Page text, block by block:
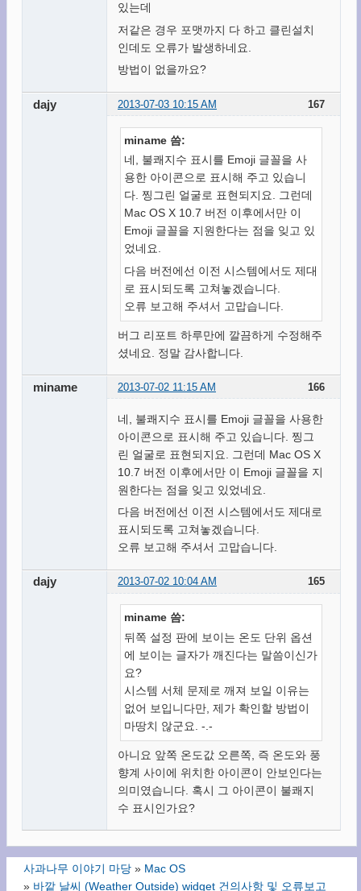
있는데
저같은 경우 포맷까지 다 하고 클린설치
인데도 오류가 발생하네요.
방법이 없을까요?
167
dajy 2013-07-03 10:15 AM
miname 씀:
네, 불쾌지수 표시를 Emoji 글꼴을 사
용한 아이콘으로 표시해 주고 있습니
다. 찡그린 얼굴로 표현되지요. 그런데
Mac OS X 10.7 버전 이후에서만 이
Emoji 글꼴을 지원한다는 점을 잊고 있
었네요.
다음 버전에선 이전 시스템에서도 제대
로 표시되도록 고쳐놓겠습니다.
오류 보고해 주셔서 고맙습니다.
버그 리포트 하루만에 깔끔하게 수정해주
셨네요. 정말 감사합니다.
166
miname 2013-07-02 11:15 AM
네, 불쾌지수 표시를 Emoji 글꼴을 사용한
아이콘으로 표시해 주고 있습니다. 찡그
린 얼굴로 표현되지요. 그런데 Mac OS X
10.7 버전 이후에서만 이 Emoji 글꼴을 지
원한다는 점을 잊고 있었네요.
다음 버전에선 이전 시스템에서도 제대로
표시되도록 고쳐놓겠습니다.
오류 보고해 주셔서 고맙습니다.
165
dajy 2013-07-02 10:04 AM
miname 씀:
뒤쪽 설정 판에 보이는 온도 단위 옵션
에 보이는 글자가 깨진다는 말씀이신가
요?
시스템 서체 문제로 깨져 보일 이유는
없어 보입니다만, 제가 확인할 방법이
마땅치 않군요. -.-
아니요 앞쪽 온도값 오른쪽, 즉 온도와 풍
향계 사이에 위치한 아이콘이 안보인다는
의미였습니다. 혹시 그 아이콘이 불쾌지
수 표시인가요?
사과나무 이야기 마당 » Mac OS
» 바깥 날씨 (Weather Outside) widget 건의사항 및 오류보고